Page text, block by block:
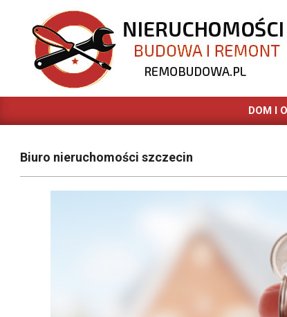
content
REMOBUDOWA.PL DOM I
Biuro nieruchomości szczecin